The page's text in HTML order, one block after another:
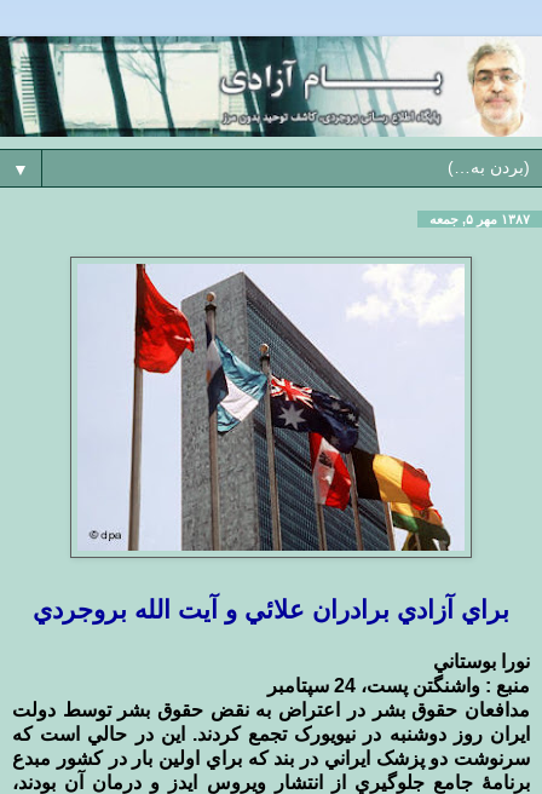
▼
۱۳۸۷ مهر ۵, جمعه
براي ‏آزادي برادران علائي و آيت الله بروجردي
نورا بوستاني
منبع : واشنگتن پست، 24 سپتامبر ‏
مدافعان حقوق بشر در اعتراض به نقض حقوق بشر توسط دولت
ايران روز دوشنبه در نيويورک تجمع کردند. اين در ‏حالي است که
سرنوشت دو پزشک ايراني در بند که براي اولين بار در کشور مبدع
برنامۀ جامع جلوگيري از انتشار ‏ويروس ايدز و درمان آن بودند،